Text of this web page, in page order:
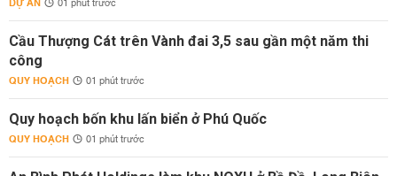
01 phút trước
Cầu Thượng Cát trên Vành đai 3,5 sau gần một năm thi
công
QUY HOẠCH 01 phút trước
Quy hoạch bốn khu lấn biển ở Phú Quốc
QUY HOẠCH 01 phút trước